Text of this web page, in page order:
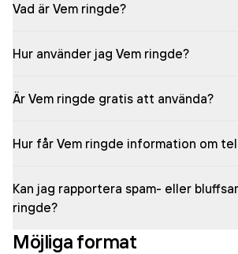
Vad är Vem ringde?
Hur använder jag Vem ringde?
Är Vem ringde gratis att använda?
Hur får Vem ringde information om
Kan jag rapportera spam- eller
ringde?
Möjliga format